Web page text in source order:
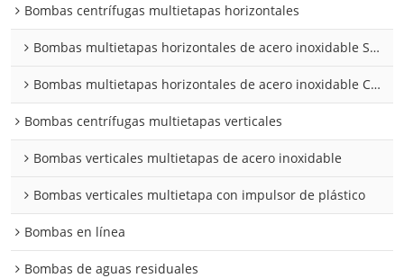
Bombas centrífugas multietapas horizontales
Bombas multietapas horizontales de acero inoxidable SHL
Bombas multietapas horizontales de acero inoxidable CMI
Bombas centrífugas multietapas verticales
Bombas verticales multietapas de acero inoxidable
Bombas verticales multietapa con impulsor de plástico
Bombas en línea
Bombas de aguas residuales